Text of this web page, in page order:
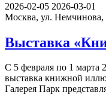
2026-02-05 2026-03-01
Москва, ул. Немчинова,
Выставка
С 5 февраля по 1 марта
выставка книжной
Галерея Парк